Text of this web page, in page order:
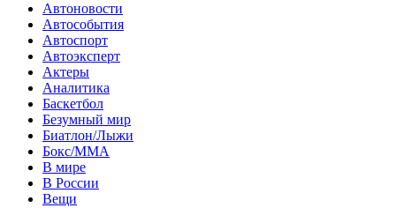
Автоновости
Автособытия
Автоспорт
Автоэксперт
Актеры
Аналитика
Баскетбол
Безумный мир
Биатлон/Лыжи
Бокс/MMA
В мире
В России
Вещи